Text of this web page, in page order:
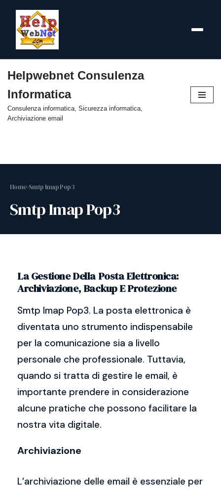
al
contenuto
Helpwebnet Consulenza
Informatica
Consulenza informatica, Sicurezza informatica,
Archiviazione email
Home›Smtp Imap Pop3
Smtp Imap Pop3
La Gestione Della Posta Elettronica:
Archiviazione, Backup E Protezione
Smtp Imap Pop3. La posta elettronica è
diventata uno strumento indispensabile
per la comunicazione sia a livello
personale che professionale. Tuttavia,
quando si tratta di gestire le email, è
importante prendere in considerazione
alcune pratiche che possono facilitare la
nostra vita digitale.
Archiviazione
L’archiviazione delle email è essenziale per